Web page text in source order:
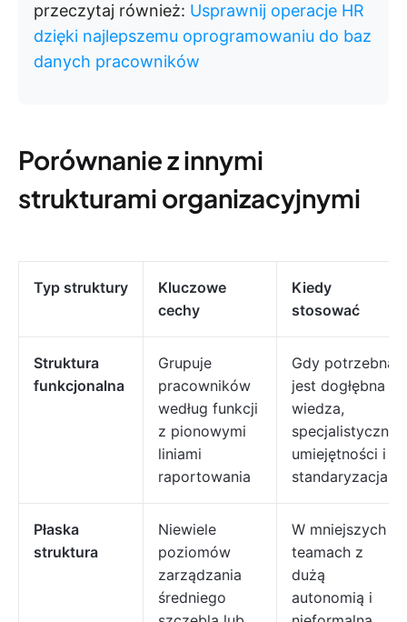
przeczytaj również: Usprawnij operacje HR
dzięki najlepszemu oprogramowaniu do baz
danych pracowników
Porównanie z innymi
strukturami organizacyjnymi
Typ struktury
Kluczowe
cechy
Kiedy
stosować
Struktura
funkcjonalna
Grupuje
pracowników
według funkcji
z pionowymi
liniami
raportowania
Gdy potrzebna
jest dogłębna
wiedza,
specjalistyczne
umiejętności i
standaryzacja
Płaska
struktura
Niewiele
poziomów
zarządzania
średniego
W mniejszych
teamach z
dużą
autonomią i